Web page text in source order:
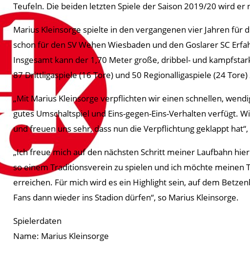
Teufeln. Die beiden letzten Spiele der Saison 2019/20 wird
Marius Kleinsorge spielte in den vergangenen vier Jahren für
schon für den SV Wehen Wiesbaden und den Goslarer SC
Insgesamt kann der 1,70 Meter große, dribbel- und
87 Drittligaspiele (16 Tore) und 50 Regionalligaspiele (24
„Mit Marius Kleinsorge verpflichten wir einen schnellen,
gutes Umschaltspiel und Eins-gegen-Eins-Verhalten verfügt.
und freuen uns sehr, dass nun die Verpflichtung geklappt
„Ich freue mich auf den nächsten Schritt meiner Laufbahn
so einem Traditionsverein zu spielen und ich möchte meinen
erreichen. Für mich wird es ein Highlight sein, auf dem
Fans dann wieder ins Stadion dürfen“, so Marius Kleinsorge.
Spielerdaten
Name: Marius Kleinsorge